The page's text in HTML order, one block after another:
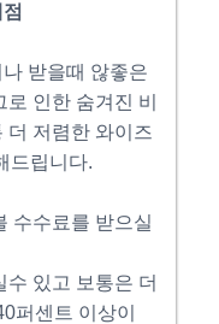
받을때 않좋은
인한 숨겨진 비
더 저렴한 와이즈
드립니다.
수수료를 받으실
있고 보통은 더
퍼센트 이상이